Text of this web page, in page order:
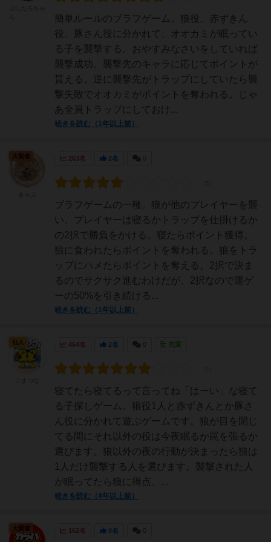
簡単ルールのブラフゲーム。狼役、赤ずきん
役、豚さん役に分かれて、オオカミが眠ってい
る子を襲撃する。おやすみなさいをしていれば
襲撃成功。襲撃先のキャラに応じてポイントが
貰える。逆に襲撃先がトラップにしていたら襲
撃失敗でオオカミがポイントを奪われる。じゃ
あ全員トラップにしておけ...
続きを読む（1年以上前）
263名 2名
ブラフゲームの一種。狼が他のプレイヤーを襲
い、プレイヤーは寝るかトラップを仕掛けるか
の2択で勝負をかける。寝たらポイント獲得。
狼に食われたらポイントを奪われる。狼をトラ
ップにハメたらポイントを奪える。2択で決ま
るのでサクサク進むわけだが、2択なので運ゲ
ーの50%を引き続ける...
続きを読む（1年以上前）
大賢者
464名 2名 充実
寝てたら寝てるって言ってね「はーい」な寝て
る子探しゲーム。狼役1人と赤ずきんとか豚さ
ん役に分かれて遊ぶゲームです。狼が目を閉じ
てる間にそれ以外の役は今夜眠るか罠を張るか
選びます。狼以外の夜の行動が決まったら狼は
1人だけ襲撃する人を選びます。襲撃された人
が眠ってたら狼に得点、...
続きを読む（4年以上前）
仙人
162名 0名
大賢者